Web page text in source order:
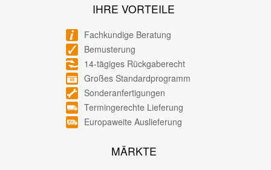
IHRE VORTEILE
Fachkundige Beratung
Bemusterung
14-tägiges Rückgaberecht
Großes Standardprogramm
Sonderanfertigungen
Termingerechte Lieferung
Europaweite Auslieferung
MÄRKTE